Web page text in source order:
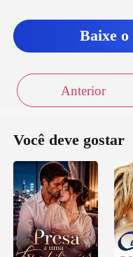
Baixe o
Anterior
Você deve gostar